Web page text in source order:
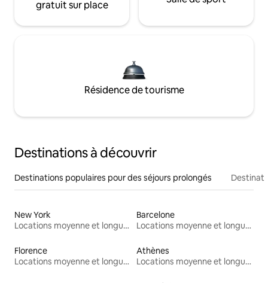
gratuit sur place
Résidence de tourisme
Destinations à découvrir
Destinations populaires pour des séjours prolongés
New York
Locations moyenne et longue durée
Barcelone
Locations moyenne et longue durée
Florence
Locations moyenne et longue durée
Athènes
Locations moyenne et longue durée